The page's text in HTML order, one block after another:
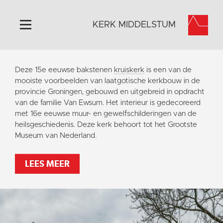
Home
Algemeen
Historie
Omgeving
Het Grootste Museum
Steun ons
KERK MIDDELSTUM
Deze 15e eeuwse bakstenen kruiskerk is een van de
mooiste voorbeelden van laatgotische kerkbouw in de
provincie Groningen, gebouwd en uitgebreid in opdracht
van de familie Van Ewsum. Het interieur is gedecoreerd
met 16e eeuwse muur- en gewelfschilderingen van de
heilsgeschiedenis. Deze kerk behoort tot het Grootste
Museum van Nederland.
LEES MEER